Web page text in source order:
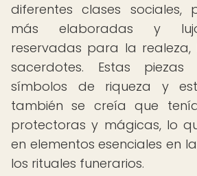
diferentes clases sociales,
más elaboradas y
reservadas para la realeza,
sacerdotes. Estas
símbolos de riqueza y
también se creía que
protectoras y mágicas, lo
en elementos esenciales en
los rituales funerarios.